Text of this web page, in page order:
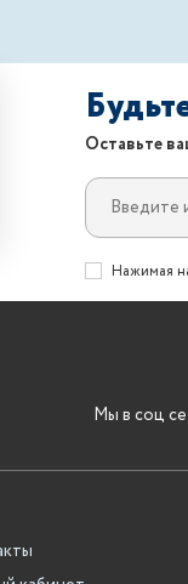
Оставьте
Нажимая
Мы в соц